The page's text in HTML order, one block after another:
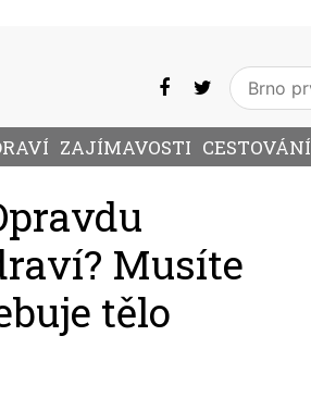
ZAJÍMAVOSTI CESTOVÁNÍ
Musíte
tělo